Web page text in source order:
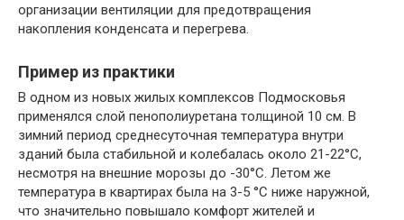
организации вентиляции для предотвращения
накопления конденсата и перегрева.
Пример из практики
В одном из новых жилых комплексов Подмосковья
применялся слой пенополиуретана толщиной 10 см. В
зимний период среднесуточная температура внутри
зданий была стабильной и колебалась около 21-22°C,
несмотря на внешние морозы до -30°C. Летом же
температура в квартирах была на 3-5 °C ниже наружной,
что значительно повышало комфорт жителей и